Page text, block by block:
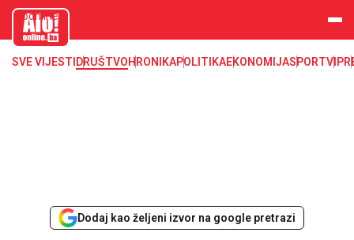
aloonline.b
SVE VIJESTI DRUŠTVOHRONIKAPOLITIKAEKONOMIJASPORTVIP
Dodaj kao željeni izvor na google pretrazi